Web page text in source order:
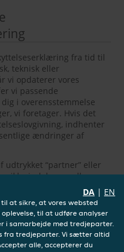
fra tid til
teknisk eller
vi opdaterer vores
vi passende
i overensstemmelse
vi foretager. Hvis det
indhenter
ændringer af
udtrykket “partner” eller
ikke indebærer eller
medarbejder- eller
den nævnte part og
gennemgå denne
om vores
DA | EN
at sikre, at vores websted
til at udføre analyser
i samarbejde med tredjeparter.
fra tredjeparter. Vi sætter altid
alle, accepterer du